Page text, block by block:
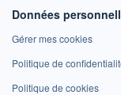
Données
Gérer mes cookies
Politique de
Politique de cookies